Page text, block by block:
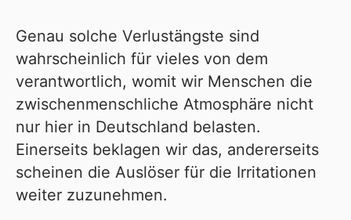
Genau solche Verlustängste sind
wahrscheinlich für vieles von dem
verantwortlich, womit wir Menschen die
zwischenmenschliche Atmosphäre nicht
nur hier in Deutschland belasten.
Einerseits beklagen wir das, andererseits
scheinen die Auslöser für die Irritationen
weiter zuzunehmen.